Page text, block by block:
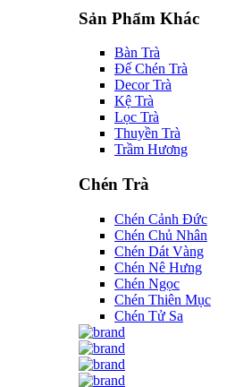
Sản Phẩm Khác
Bàn Trà
Đế Chén Trà
Decor Trà
Kệ Trà
Lọc Trà
Thuyền Trà
Trầm Hương
Chén Trà
Chén Cảnh Đức
Chén Chủ Nhân
Chén Dát Vàng
Chén Nê Hưng
Chén Ngọc
Chén Thiên Mục
Chén Tử Sa